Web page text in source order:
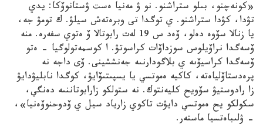
«كونەچنو، بىلو ستراشنو. نو ۋ مەنيا ەست ۋستانوۆكا: يدي
تۋدا، كۋدا ستراشنو. ي توگدا تى وبرەتەش سيلۋ. ك تومۋ جە،
يا زنالا سۆوە دەلو، ۆەد س 19 لەت رابوتالا ۆ ەتوي سفەرە. منە
ۆسەگدا نراۆيلوس سوزداۆات كراسوتۋ. ا كوسمەتولوگيا – ەتو
ۆسەگدا كراسيۆىە ي بلاگودارنىە جەنششينى. ۆى داجە نە
پرەدستاۆلياەتە، كاكيە ەموتسي يا يسپىتىۆايۋ، كوگدا نابليۋدايۋ
زا رادوستيۋ سۆويح كليەنتوك. نە ستولكو زارابوتاننىە دەنگي،
سكولكو يح ەموتسي دايۋت تاكوي زارياد سيل ي ۆدوحنوۆەنيا»،
– ۋلىباەتسيا ماستەر.